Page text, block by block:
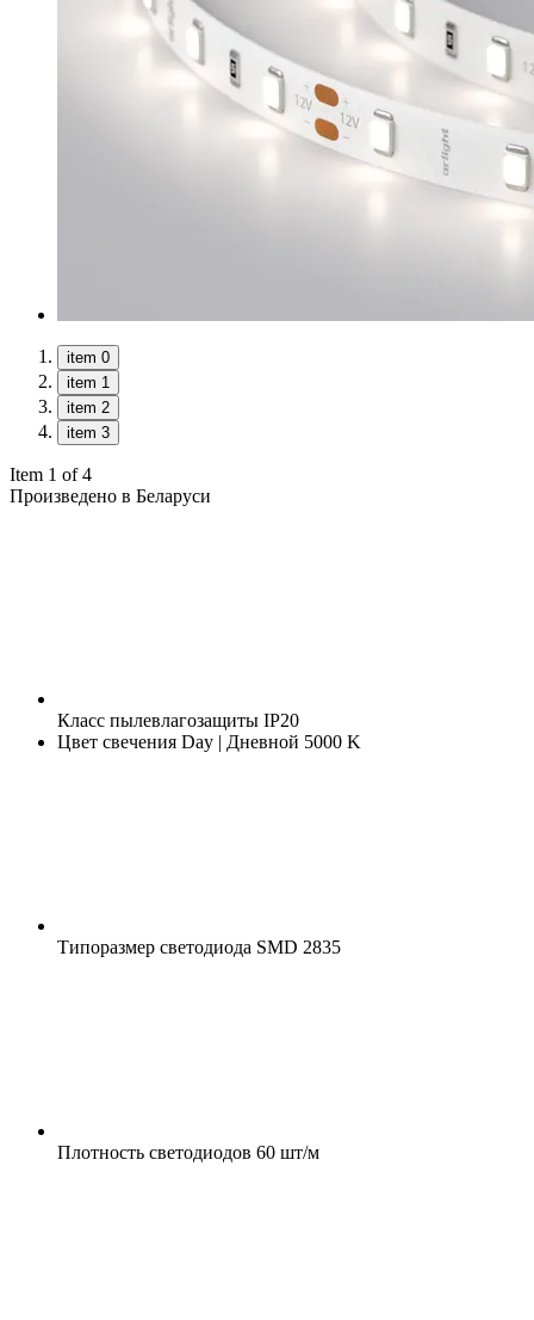
item 0
item 1
item 2
item 3
Item 1 of 4
Произведено в Беларуси
Класс пылевлагозащиты IP20
Цвет свечения Day | Дневной 5000 K
Типоразмер светодиода SMD 2835
Плотность светодиодов 60 шт/м